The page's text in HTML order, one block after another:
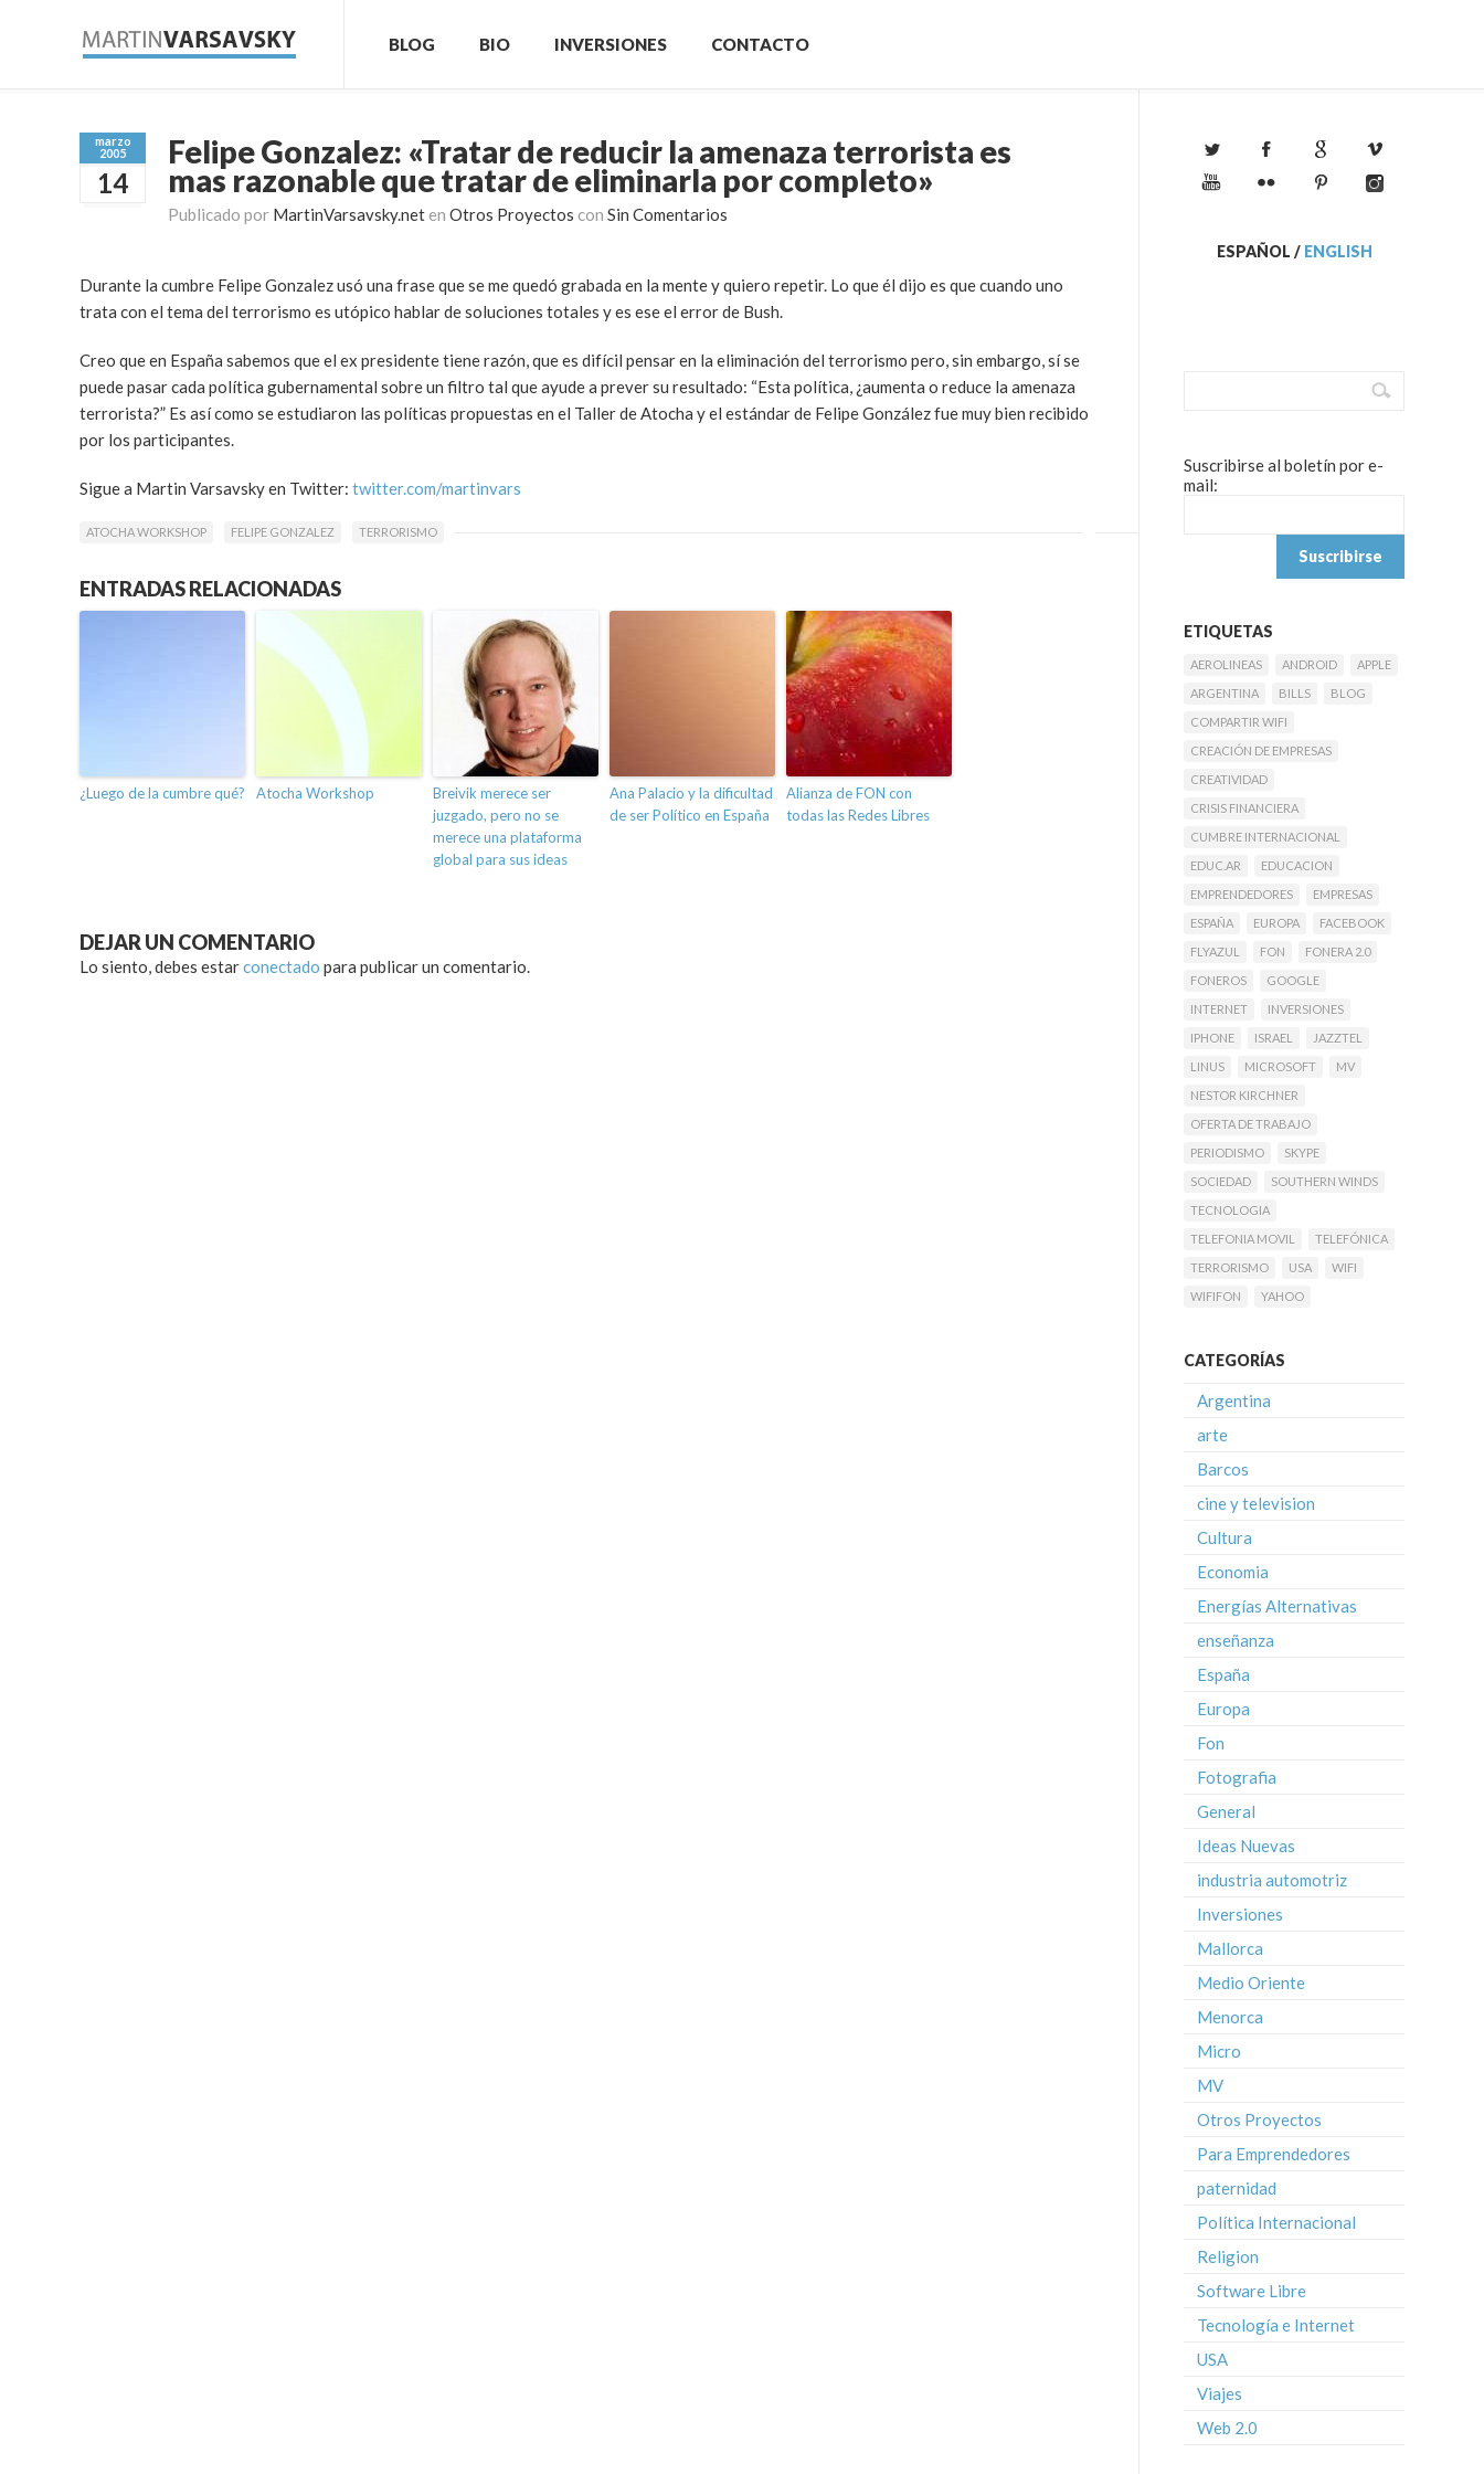
BLOG BIO INVERSIONES CONTACTO
marzo
2005
14
Felipe Gonzalez: «Tratar de reducir la amenaza terrorista es
mas razonable que tratar de eliminarla por completo»
Publicado por MartinVarsavsky.net en Otros Proyectos con Sin Comentarios
Durante la cumbre Felipe Gonzalez usó una frase que se me quedó grabada en la mente y quiero repetir. Lo que él dijo es que cuando uno
trata con el tema del terrorismo es utópico hablar de soluciones totales y es ese el error de Bush.
Creo que en España sabemos que el ex presidente tiene razón, que es difícil pensar en la eliminación del terrorismo pero, sin embargo, sí se
puede pasar cada política gubernamental sobre un filtro tal que ayude a prever su resultado: “Esta política, ¿aumenta o reduce la amenaza
terrorista?” Es así como se estudiaron las políticas propuestas en el Taller de Atocha y el estándar de Felipe González fue muy bien recibido
por los participantes.
Sigue a Martin Varsavsky en Twitter: twitter.com/martinvars
ATOCHA WORKSHOP FELIPE GONZALEZ TERRORISMO
ENTRADAS RELACIONADAS
¿Luego de la cumbre qué? Atocha Workshop
Breivik merece ser
juzgado, pero no se
merece una plataforma
global para sus ideas
Ana Palacio y la dificultad
de ser Político en España
Alianza de FON con
todas las Redes Libres
DEJAR UN COMENTARIO
Lo siento, debes estarconectado para publicar un comentario.
ESPAÑOL / ENGLISH
Suscribirse al boletín por e-
mail:
ETIQUETAS
AEROLINEAS ANDROID
APPLE
ARGENTINA
BILLS
BLOG
COMPARTIR WIFI
CREACIÓN DE EMPRESAS
CREATIVIDAD
CRISIS FINANCIERA
CUMBRE INTERNACIONAL
EDUC.AR
EDUCACION
EMPRENDEDORES
EMPRESAS
ESPAÑA
EUROPA
FACEBOOK
FLYAZUL
FON
FONERA 2.0
FONEROS
GOOGLE
INTERNET
INVERSIONES
IPHONE
ISRAEL
JAZZTEL
LINUS
MICROSOFT
MV
NESTOR KIRCHNER
OFERTA DE TRABAJO
PERIODISMO
SKYPE
SOCIEDAD
SOUTHERN WINDS
TECNOLOGIA
TELEFONIA MOVIL
TELEFÓNICA
TERRORISMO
USA
WIFI
WIFIFON
YAHOO
CATEGORÍAS
Argentina
arte
Barcos
cine y television
Cultura
Economia
Energías Alternativas
enseñanza
España
Europa
Fon
Fotografia
General
Ideas Nuevas
industria automotriz
Inversiones
Mallorca
Medio Oriente
Menorca
Micro
MV
Otros Proyectos
Para Emprendedores
paternidad
Política Internacional
Religion
Software Libre
Tecnología e Internet
USA
Viajes
Web 2.0